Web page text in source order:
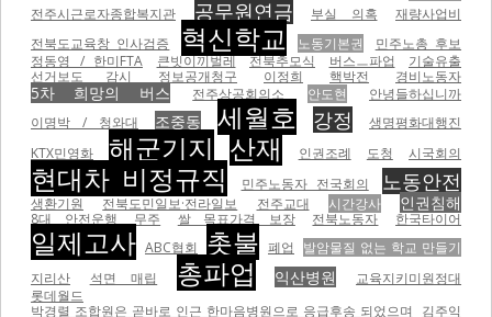
전주시근로자종합복지관
공무원연금 부실 의혹
재량사업비
전북도교육창 인사검증
혁신학교 노동기본권
민주노총 후보
정동영 / 한미FTA
큰빗이끼벌레 전북추모식 버스ㅡ파업
기술유출
선거보도 감시
정보공개청구 이정희 핵박전 경비노동자
5차 희망의 버스 전주상공회의소 안도현
안녕들하십니까
이명박 / 청와대
조중동 세월호 강정
생명평화대행진
KTX민영화
해군기지 산재 인권조례 도청 시국회의
현대차 비정규직 민주노동자 전국회의 노동안전
생환기원 전북도민일보·전라일보 전주교대 시간강사 인권침해
8대 안전운행 무주 쌀 목표가격 보장 전북노동자 한국타이어
일제고사 ABC협회 촛불 폐업
발암물질 없는 학교 만들기
지리산
석면 매립 총파업 익산병원
교육지키미원정대
롯데월드
박경렬 조합원은 곧바로 인근 한마음병원으로 응급후송 되었으며
김주익